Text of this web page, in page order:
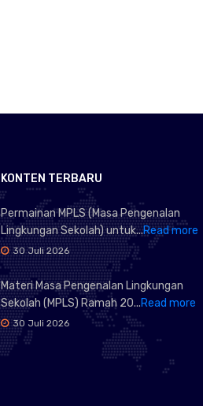
KONTEN TERBARU
Permainan MPLS (Masa Pengenalan
Lingkungan Sekolah) untuk...Read more
30 Juli 2026
Materi Masa Pengenalan Lingkungan
Sekolah (MPLS) Ramah 20...Read more
30 Juli 2026